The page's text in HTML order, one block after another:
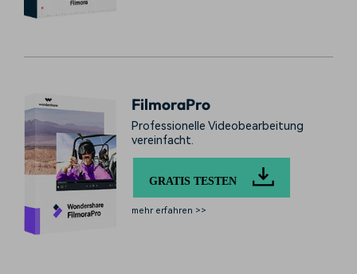
FilmoraPro
Professionelle Videobearbeitung
vereinfacht.
GRATIS TESTEN
mehr erfahren >>